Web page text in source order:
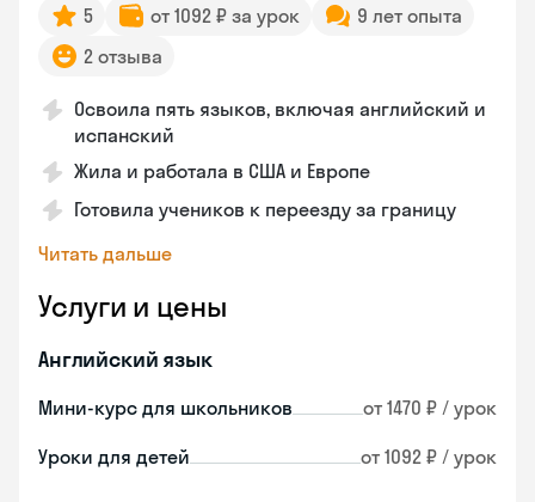
5 от 1092 ₽ за урок
9 лет опыта
2 отзыва
Освоила пять языков, включая английский и
испанский
Жила и работала в США и Европе
Готовила учеников к переезду за границу
Читать дальше
Услуги и цены
Английский язык
Мини-курс для школьников от 1470 ₽ / урок
Уроки для детей от 1092 ₽ / урок